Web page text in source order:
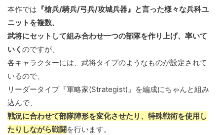
本作では 『槍兵/騎兵/弓兵/攻城兵器』と言った様々な兵科ユ
ニットを複数、
武将にセットして組み合わせ一つの部隊を作り上げ、率いて
いく のですが、
各キャラクターには、武将タイプのようなものが設定されて
いるので、
リーダータイプ『軍略家(Strategist)』を編成にちゃんと組み
込んで、
戦況に合わせて部隊陣形を変化させたり、特殊戦術を使用し
たりしながら戦闘 を行います。